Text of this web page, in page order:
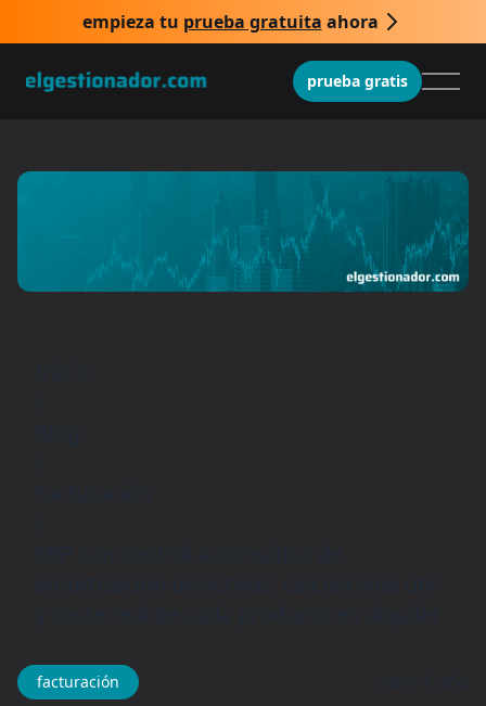
empieza tu prueba gratuita ahora
prueba gratis
facturación